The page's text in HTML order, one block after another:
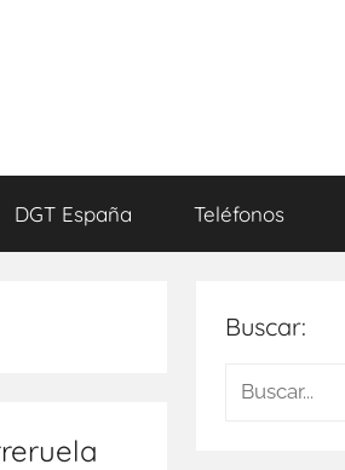
DGT España Teléfonos
Buscar:
Buscar: